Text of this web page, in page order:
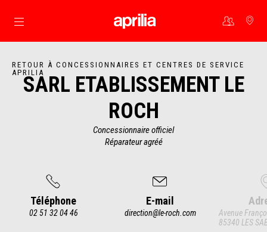
Aller au contenu principal
RETOUR À CONCESSIONNAIRES ET CENTRES DE SERVICE
APRILIA
SARL ETABLISSEMENT LE
ROCH
Concessionnaire officiel
Réparateur agréé
Téléphone
02 51 32 04 46
E-mail
direction@le-roch.com
Avenue
85340 LES